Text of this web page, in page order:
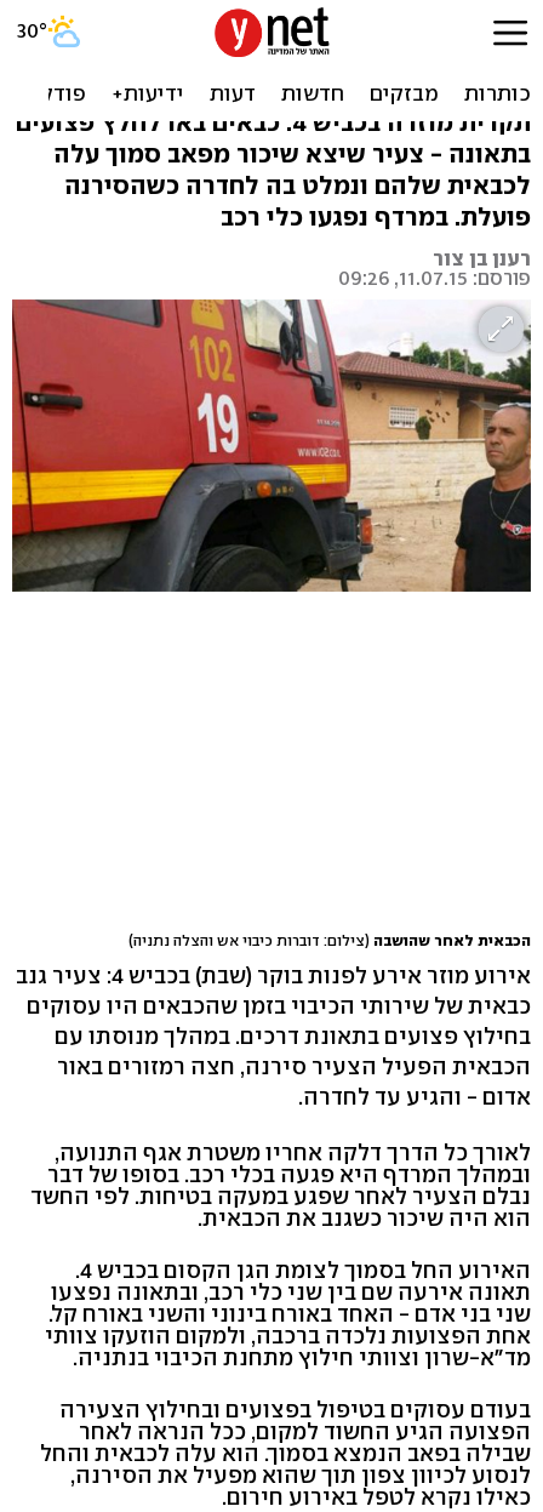
מרדף לילי: שיכור גנב כבאית
ונמלט לחדרה
תקרית מוזרה בכביש 4: כבאים באו לחלץ פצועים
בתאונה - צעיר שיצא שיכור מפאב סמוך עלה
לכבאית שלהם ונמלט בה לחדרה כשהסירנה
פועלת. במרדף נפגעו כלי רכב
רענן בן צור
פורסם: 11.07.15, 09:26
הכבאית לאחר שהושבה (צילום: דוברות כיבוי אש והצלה נתניה)
אירוע מוזר אירע לפנות בוקר (שבת) בכביש 4: צעיר גנב
כבאית של שירותי הכיבוי בזמן שהכבאים היו עסוקים
בחילוץ פצועים בתאונת דרכים. במהלך מנוסתו עם
הכבאית הפעיל הצעיר סירנה, חצה רמזורים באור
אדום - והגיע עד לחדרה.
לאורך כל הדרך דלקה אחריו משטרת אגף התנועה,
ובמהלך המרדף היא פגעה בכלי רכב. בסופו של דבר
נבלם הצעיר לאחר שפגע במעקה בטיחות. לפי החשד
הוא היה שיכור כשגנב את הכבאית.
האירוע החל בסמוך לצומת הגן הקסום בכביש 4.
תאונה אירעה שם בין שני כלי רכב, ובתאונה נפצעו
שני בני אדם - האחד באורח בינוני והשני באורח קל.
אחת הפצועות נלכדה ברכבה, ולמקום הוזעקו צוותי
מד"א-שרון וצוותי חילוץ מתחנת הכיבוי בנתניה.
בעודם עסוקים בטיפול בפצועים ובחילוץ הצעירה
הפצועה הגיע החשוד למקום, ככל הנראה לאחר
שבילה בפאב הנמצא בסמוך. הוא עלה לכבאית והחל
לנסוע לכיוון צפון תוך שהוא מפעיל את הסירנה,
כאילו נקרא לטפל באירוע חירום.